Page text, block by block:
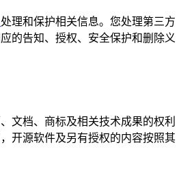
处理和保护相关信息。您处理第三方
的告知、授权、安全保护和删除义
文档、商标及相关技术成果的权利
开源软件及另有授权的内容按照其